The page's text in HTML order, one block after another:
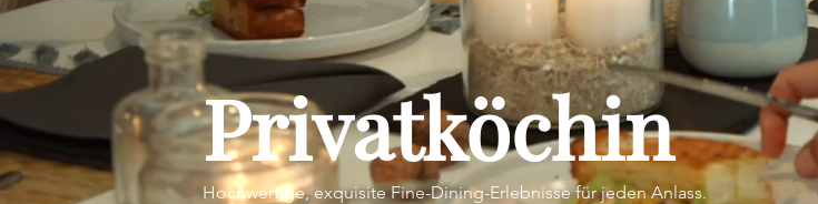
Privatköchin
Hochwertige, exquisite Fine-Dining-Erlebnisse für jeden Anlass.